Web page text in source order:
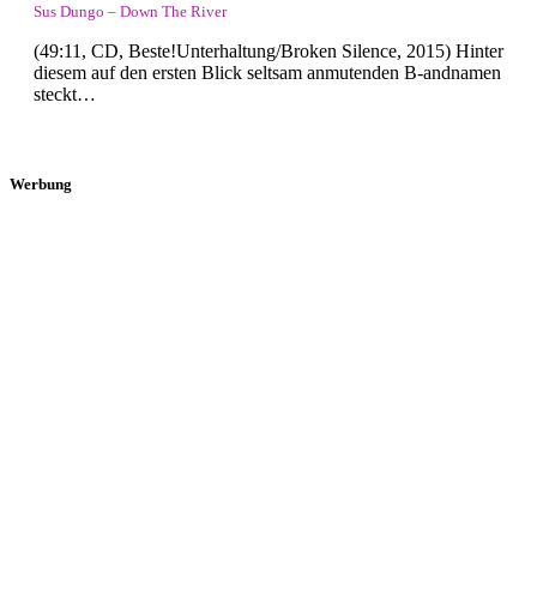
Sus Dungo – Down The River
(49:11, CD, Beste!Unterhaltung/Broken Silence, 2015) Hinter
diesem auf den ersten Blick seltsam anmutenden B-andnamen
steckt…
Werbung